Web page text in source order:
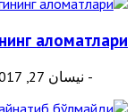
аломатлари
- نيسان 27, 2017